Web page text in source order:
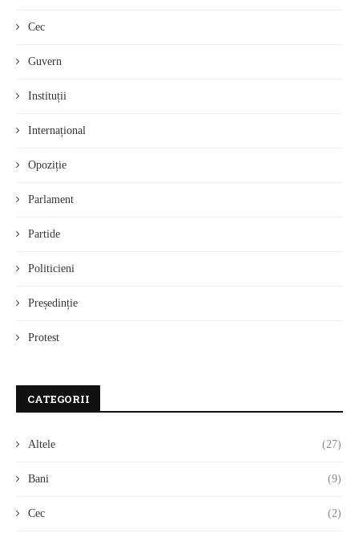
Cec
Guvern
Instituții
Internațional
Opoziție
Parlament
Partide
Politicieni
Președinție
Protest
CATEGORII
Altele (27)
Bani (9)
Cec (2)